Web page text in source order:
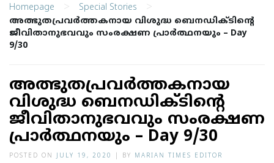
Homepage > Special Stories >
അത്ഭുതപ്രവര്‍ത്തകനായ വിശുദ്ധ ബെനഡിക്ടിന്റെ
ജീവിതാനുഭവവും സംരക്ഷണ പ്രാര്‍ത്ഥനയും – Day
9/30
അത്ഭുതപ്രവര്‍ത്തകനായ
വിശുദ്ധ ബെനഡിക്ടിന്റെ
ജീവിതാനുഭവവും സംരക്ഷണ
പ്രാര്‍ത്ഥനയും – Day 9/30
POSTED ON JULY 19, 2020 BY MARIAN TIMES EDITOR